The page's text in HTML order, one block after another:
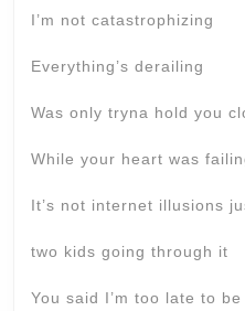
I’m not catastrophizing
Everything’s derailing
Was only tryna hold you
While your heart was
It’s not internet illusions
two kids going through it
You said I’m too late to